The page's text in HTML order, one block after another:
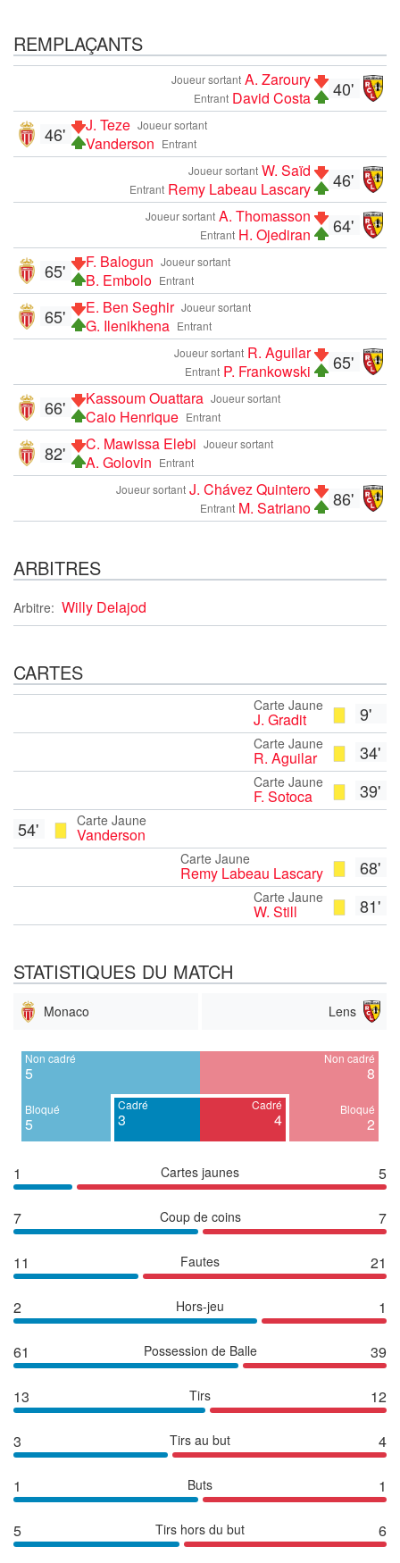
REMPLAÇANTS
40'
Joueur sortant A. Zaroury
Entrant David Costa
Joueur sortant
J. Teze
Entrant
Vanderson
46'
46'
Joueur sortant W. Saïd
Entrant Remy Labeau Lascary
64'
Joueur sortant A. Thomasson
Entrant H. Ojediran
Joueur sortant
F. Balogun
Entrant
B. Embolo
65'
Joueur sortant
E. Ben Seghir
Entrant
G. Ilenikhena
65'
65'
Joueur sortant R. Aguilar
Entrant P. Frankowski
Joueur sortant
Kassoum Ouattara
Entrant
Caio Henrique
66'
Joueur sortant
C. Mawissa Elebi
Entrant
A. Golovin
82'
86'
Joueur sortant J. Chávez Quintero
Entrant M. Satriano
ARBITRES
Arbitre: Willy Delajod
CARTES
9'
Carte Jaune
J. Gradit
34'
Carte Jaune
R. Aguilar
39'
Carte Jaune
F. Sotoca
Carte Jaune
Vanderson
54'
68'
Carte Jaune
Remy Labeau Lascary
81'
Carte Jaune
W. Still
STATISTIQUES DU MATCH
Monaco Lens
Non cadré
5
Bloqué
5
Cadré
3
Cadré
4
Non cadré
8
Bloqué
2
1 Cartes jaunes 5
7 Coup de coins 7
11 Fautes 21
2 Hors-jeu 1
61 Possession de Balle 39
13 Tirs 12
3 Tirs au but 4
1 Buts 1
5 Tirs hors du but 6